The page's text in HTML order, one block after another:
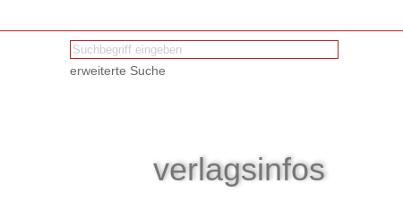
erweiterte Suche
verlagsinfos